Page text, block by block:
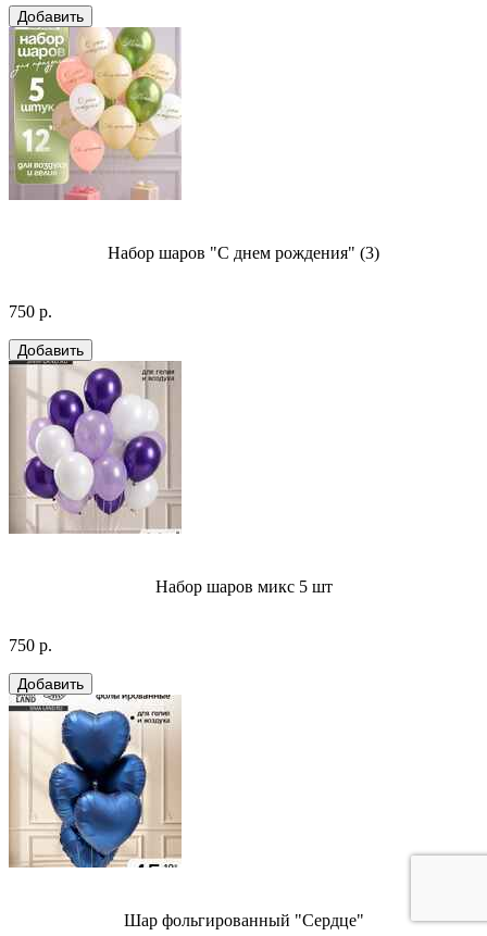
Набор шаров "С днем рождения" (3)
750 р.
Набор шаров микс 5 шт
750 р.
Шар фольгированный "Сердце"